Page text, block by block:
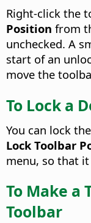
Right-click the
Position from
unchecked. A
start of an
move the
To Lock a
You can lock
Lock Toolbar
menu, so that
To Make a
Toolbar